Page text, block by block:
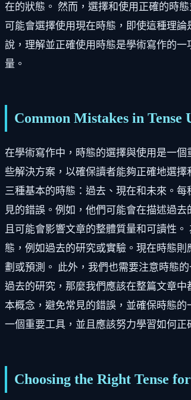
在的狀態。 然而，選擇和使用正確的時
可能會選擇使用現在時態，即使這種理
說，理解並正確使用時態是學術寫作的
量。
Common Mistakes in
在學術寫作中，時態的選擇與使用是一
些解決方案，以確保讀者能夠正確地選
三種基本的時態：過去、現在和未來。
見的錯誤。例如，他們可能會在描述過
且可能會影響文章的整體質量和可讀性
態，例如過去的研究或實驗。現在時態
劃或預測。 此外，我們也需要注意時態
過去的研究，那麼我們應該在整篇文章
本概念，避免常見的錯誤，並確保時態
一個重要工具，並且應該努力學習如何正
Choosing the Right Tense